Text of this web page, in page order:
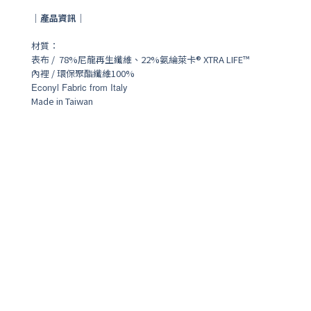
｜產品資訊｜
材質：
表布 / 78%尼龍再生纖維、22%氨綸萊卡® XTRA LIFE™
內裡 / 環保聚酯纖維100%
Econyl Fabric from Italy
Made in Taiwan